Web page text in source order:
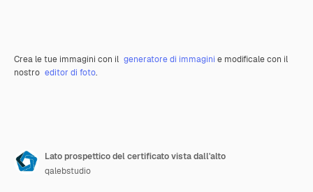
Crea le tue immagini con il generatore di immagini e modificale con il
nostro editor di foto.
Lato prospettico del certificato vista dall'alto
qalebstudio